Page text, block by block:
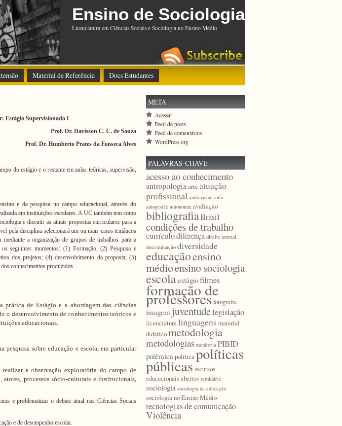
Ensino de Sociologia
Licenciatura em Ciências Sociais e Sociologia no Ensino Médio
Material de Referência Docs Estudantes
Estágio Supervisionado I
Prof. Dr. Davisson C. C. de Souza
Prof. Dr. Humberto Prates da Fonseca Alves
do estágio e o restante em aulas teóricas, supervisão,
e da pesquisa no campo educacional, através do
em instituições escolares. A UC também tem como
e discutir as atuais propostas curriculares para a
pela disciplina selecionará um ou mais eixos temáticos
a organização de grupos de trabalhos para a
seguintes momentos: (1) Formação; (2) Pesquisa e
dos projetos; (4) desenvolvimento da proposta; (5)
conhecimentos produzidos.
prática de Estágio e a abordagem das ciências
o desenvolvimento de conhecimentos teóricos e
educacionais.
pesquisa sobre educação e escola, em particular
a observação exploratória do campo de
processos sócio-culturais e institucionais,
e problematizar o debate atual nas Ciências Sociais
e de desempenho escolar.
META
Acessar
Feed de posts
Feed de comentários
WordPress.org
PALAVRAS-CHAVE
acesso ao conhecimento
antropologiaarte atuação
profissional audiovisual aula
autogestão autonomia avaliação
bibliografiaBrasil
condições de trabalho
currículodiferença direito autoral
discriminação diversidade
educaçãoensino
médioensino sociologia
escolaestágiofilmes
formação de
professoresfotografia
imagem juventudelegislação
licenciaturalinguagens material
didáticometodologia
metodologias monitoria PIBID
polêmicapolíticapolíticas
públicas recursos
educacionais abertos seminário
sociologia sociologia da educação
sociologia no Ensino Médio
tecnologias de comunicação
Violência